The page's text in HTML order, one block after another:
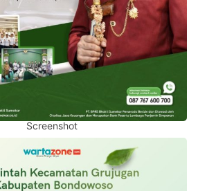
Screenshot